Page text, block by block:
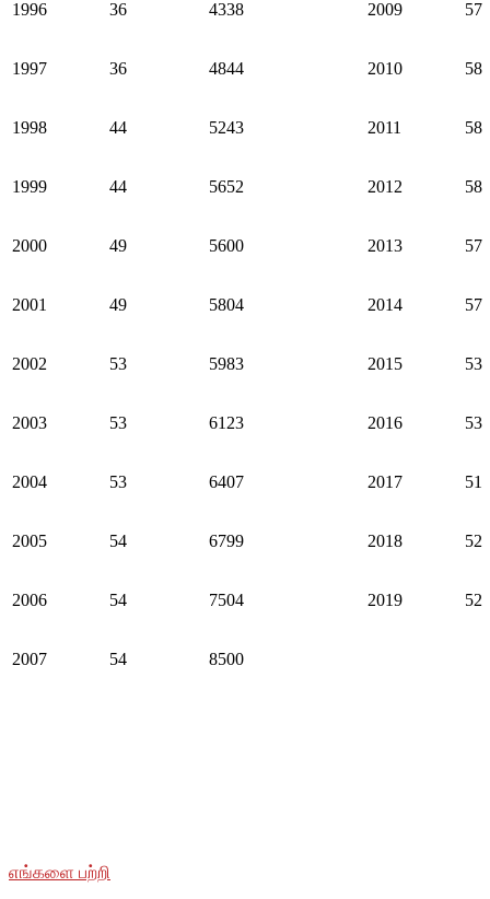
1996 36 4338 2009 57
1997 36 4844 2010 58
1998 44 5243 2011 58
1999 44 5652 2012 58
2000 49 5600 2013 57
2001 49 5804 2014 57
2002 53 5983 2015 53
2003 53 6123 2016 53
2004 53 6407 2017 51
2005 54 6799 2018 52
2006 54 7504 2019 52
2007 54 8500
எங்களை பற்றி